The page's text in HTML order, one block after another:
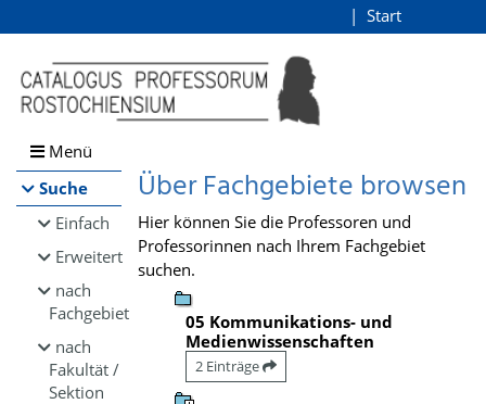
Browsen
direkt zum Inhalt
Start
Menü
Suche
Einfach
Erweitert
nach
Fachgebiet
nach
Fakultät /
Sektion
Über Fachgebiete browsen
Hier können Sie die Professoren und
Professorinnen nach Ihrem Fachgebiet
suchen.
05 Kommunikations- und
Medienwissenschaften
2 Einträge